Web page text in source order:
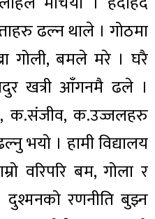
ढल्न थाले । गोठमा
गोली, बमले मरे । घरै
खत्री आँगनमै ढले ।
क.संजीव, क.उज्जलहरु
भयो । हामी विद्यालय
वरिपरि बम, गोला र
रणनीति बुझ्न